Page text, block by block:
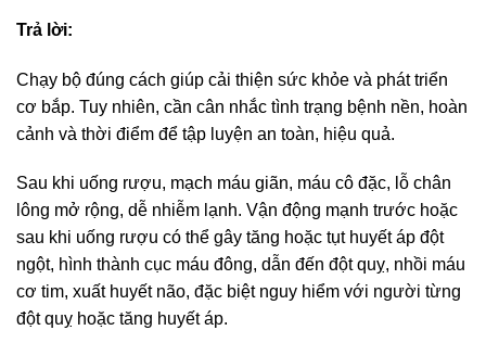
Trả lời:
Chạy bộ đúng cách giúp cải thiện sức khỏe và phát triển
cơ bắp. Tuy nhiên, cần cân nhắc tình trạng bệnh nền, hoàn
cảnh và thời điểm để tập luyện an toàn, hiệu quả.
Sau khi uống rượu, mạch máu giãn, máu cô đặc, lỗ chân
lông mở rộng, dễ nhiễm lạnh. Vận động mạnh trước hoặc
sau khi uống rượu có thể gây tăng hoặc tụt huyết áp đột
ngột, hình thành cục máu đông, dẫn đến đột quỵ, nhồi máu
cơ tim, xuất huyết não, đặc biệt nguy hiểm với người từng
đột quỵ hoặc tăng huyết áp.